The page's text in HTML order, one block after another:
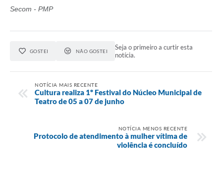
Secom - PMP
GOSTEI NÃO GOSTEI
Seja o primeiro a curtir esta
notícia.
NOTÍCIA MAIS RECENTE
Cultura realiza 1º Festival do Núcleo Municipal de
Teatro de 05 a 07 de junho
NOTÍCIA MENOS RECENTE
Protocolo de atendimento à mulher vítima de
violência é concluído